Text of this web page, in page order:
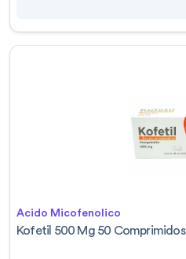
Acido Micofenolico
Kofetil 500 Mg 50 Comprimidos